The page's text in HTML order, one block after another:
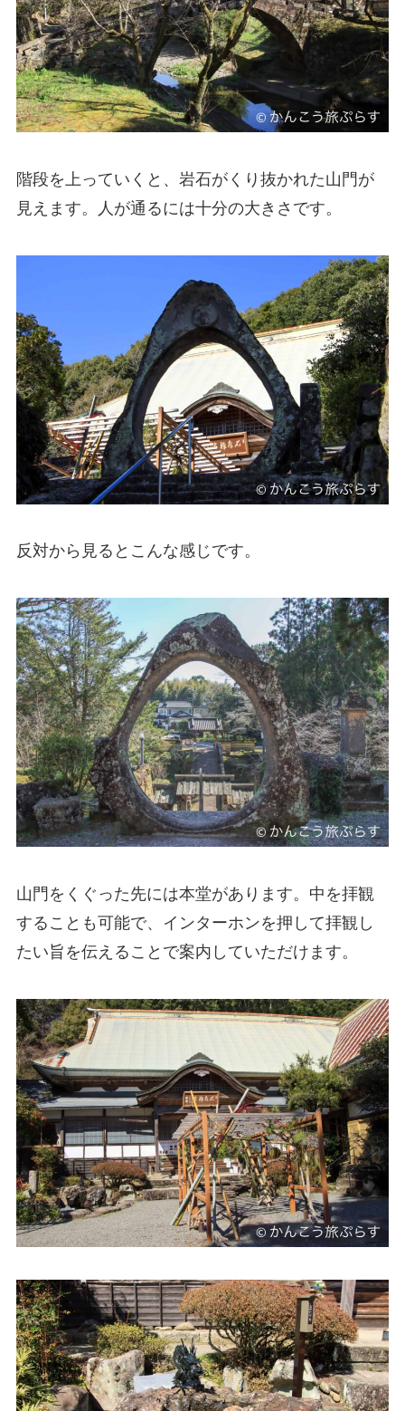
階段を上っていくと、岩石がくり抜かれた山門が
見えます。人が通るには十分の大きさです。
反対から見るとこんな感じです。
山門をくぐった先には本堂があります。中を拝観
することも可能で、インターホンを押して拝観し
たい旨を伝えることで案内していただけます。